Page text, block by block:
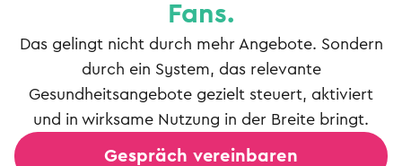
Fans.
Das gelingt nicht durch mehr Angebote. Sondern
durch ein System, das relevante
Gesundheitsangebote gezielt steuert, aktiviert
und in wirksame Nutzung in der Breite bringt.
Gespräch vereinbaren